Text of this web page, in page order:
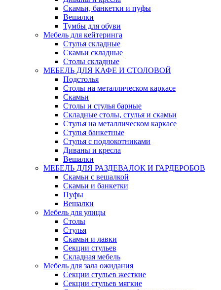
Скамьи, банкетки и пуфы
Вешалки
Тумбы для обуви
Мебель для кейтеринга
Стулья складные
Скамьи складные
Столы складные
МЕБЕЛЬ ДЛЯ КАФЕ И СТОЛОВОЙ
Подстолья
Столы на металлическом каркасе
Скамьи
Столы и стулья барные
Складные столы, стулья и скамьи
Стулья на металлическом каркасе
Стулья банкетные
Стулья с подлокотниками
Диваны и кресла
Вешалки
МЕБЕЛЬ ДЛЯ РАЗДЕВАЛОК И ГАРДЕРОБОВ
Скамьи с вешалкой
Скамьи и банкетки
Пуфы
Вешалки
Мебель для улицы
Столы
Стулья
Скамьи и лавки
Секции стульев
Складная мебель
Мебель для зала ожидания
Секции стульев жесткие
Секции стульев мягкие